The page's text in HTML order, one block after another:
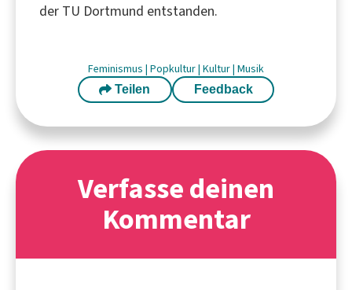
der TU Dortmund entstanden.
Feminismus | Popkultur| Kultur| Musik
Teilen Feedback
Verfasse deinen
Kommentar